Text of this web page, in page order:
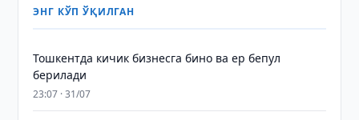
ЭНГ КЎП ЎҚИЛГАН
Тошкентда кичик бизнесга бино ва ер бепул
берилади
23:07 · 31/07